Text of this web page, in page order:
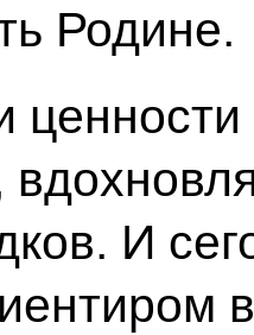
Родине.
ценности
И